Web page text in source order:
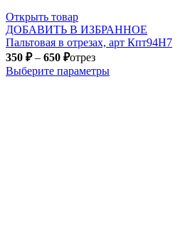
Открыть товар
ДОБАВИТЬ В ИЗБРАННОЕ
Пальтовая в отрезах, арт Кпт94Н7
350 ₽– 650 ₽отрез
Выберите параметры